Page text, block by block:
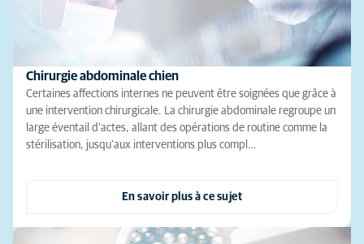
Chirurgie abdominale chien
Certaines affections internes ne peuvent être soignées que grâce à
une intervention chirurgicale. La chirurgie abdominale regroupe un
large éventail d’actes, allant des opérations de routine comme la
stérilisation, jusqu’aux interventions plus compl…
En savoir plus à ce sujet